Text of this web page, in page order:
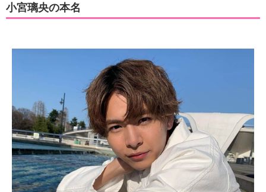
小宮璃央の本名